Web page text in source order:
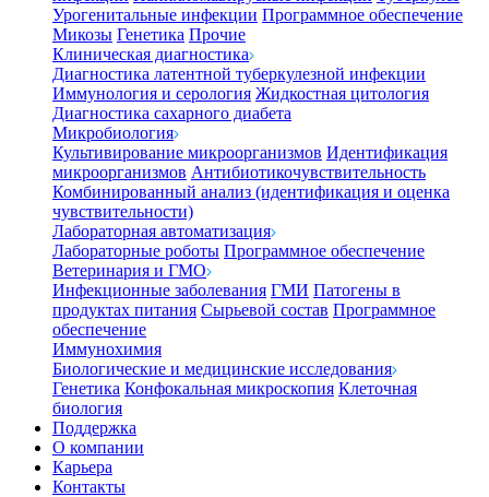
Урогенитальные инфекции Программное обеспечение
Микозы Генетика Прочие
Клиническая диагностика
Диагностика латентной туберкулезной инфекции
Иммунология и серология Жидкостная цитология
Диагностика сахарного диабета
Микробиология
Культивирование микроорганизмов Идентификация
микроорганизмов Антибиотикочувствительность
Комбинированный анализ (идентификация и оценка
чувствительности)
Лабораторная автоматизация
Лабораторные роботы Программное обеспечение
Ветеринария и ГМО
Инфекционные заболевания ГМИ Патогены в
продуктах питания Сырьевой состав Программное
обеспечение
Иммунохимия
Биологические и медицинские исследования
Генетика Конфокальная микроскопия Клеточная
биология
Поддержка
О компании
Карьера
Контакты